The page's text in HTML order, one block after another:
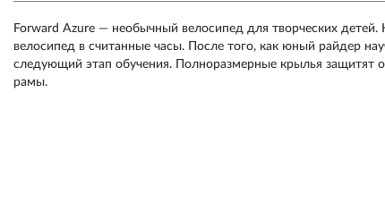
Forward Azure — необычный велосипед для творческих
велосипед в считанные часы. После того, как юный райдер
следующий этап обучения. Полноразмерные крылья защитят
рамы.